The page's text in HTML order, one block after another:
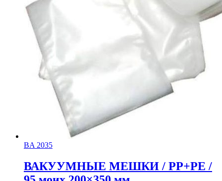
BA 2035
ВАКУУМНЫЕ МЕШКИ / PP+PE /